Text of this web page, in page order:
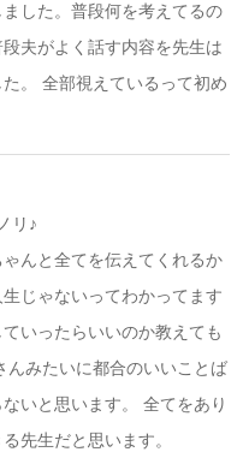
した。普段何を考えてるの
夫がよく話す内容を先生は
。 全部視えているって初め
ノリ♪
んと全てを伝えてくれるか
じゃないってわかってます
いったらいいのか教えても
んみたいに都合のいいことば
いと思います。 全てをあり
先生だと思います。